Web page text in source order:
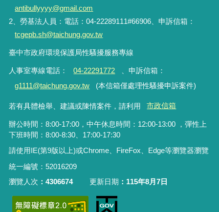
antibullyyyy@gmail.com
2、勞基法人員：電話：04-22289111#66906、申訴信箱：
tcgepb.sh@taichung.gov.tw
臺中市政府環境保護局性騷擾服務專線
人事室專線電話： 04-22291772 、申訴信箱 ：
g1111@taichung.gov.tw
(本信箱僅處理性騷擾申訴案件)
若有具體檢舉、建議或陳情案件，請利用 市政信箱
辦公時間：8:00-17:00，中午休息時間：12:00-13:00 ，彈性上
下班時間：8:00-8:30、17:00-17:30
請使用IE(第9版以上)或Chrome、FireFox、Edge等瀏覽器瀏覽
統一編號：52016209
瀏覽人次
4306674 更新日期 115年8月7日